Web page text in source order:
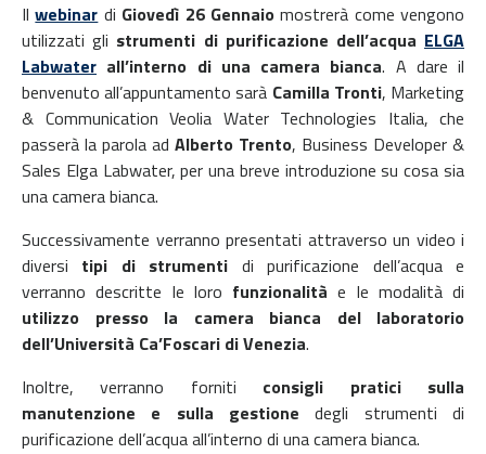
Ilwebinar di Giovedì 26 Gennaiomostrerà come vengono
utilizzati gli strumenti di purificazione dell’acqua ELGA
Labwater all’interno di una camera bianca. A dare il
benvenuto all’appuntamento sarà Camilla Tronti, Marketing
& Communication Veolia Water Technologies Italia, che
passerà la parola ad Alberto Trento, Business Developer &
Sales Elga Labwater, per una breve introduzione su cosa sia
una camera bianca.
Successivamente verranno presentati attraverso un video i
diversi tipi di strumenti di purificazione dell’acqua e
verranno descritte le loro funzionalità e le modalità di
utilizzo presso la camera bianca del laboratorio
dell’Università Ca’Foscari di Venezia.
Inoltre, verranno forniti consigli pratici sulla
manutenzione e sulla gestione degli strumenti di
purificazione dell’acqua all’interno di una camera bianca.